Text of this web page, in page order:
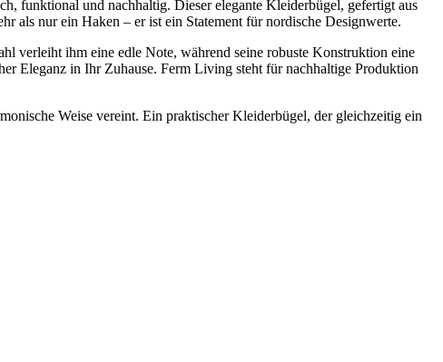
funktional und nachhaltig. Dieser elegante Kleiderbügel, gefertigt aus
als nur ein Haken – er ist ein Statement für nordische Designwerte.
verleiht ihm eine edle Note, während seine robuste Konstruktion eine
Eleganz in Ihr Zuhause. Ferm Living steht für nachhaltige Produktion
Weise vereint. Ein praktischer Kleiderbügel, der gleichzeitig ein